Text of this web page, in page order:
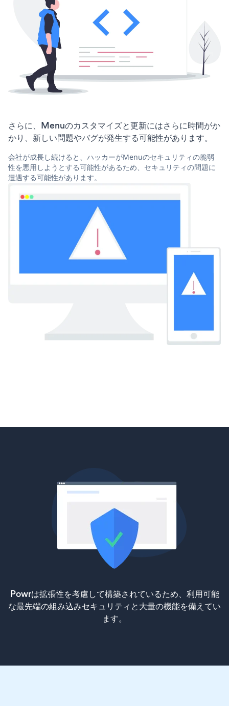
さらに、Menuのカスタマイズと更新にはさらに時間がか
かり、新しい問題やバグが発生する可能性があります。
会社が成長し続けると、ハッカーがMenuのセキュリティの脆弱
性を悪用しようとする可能性があるため、セキュリティの問題に
遭遇する可能性があります。
Powrは拡張性を考慮して構築されているため、利用可能
な最先端の組み込みセキュリティと大量の機能を備えてい
ます。